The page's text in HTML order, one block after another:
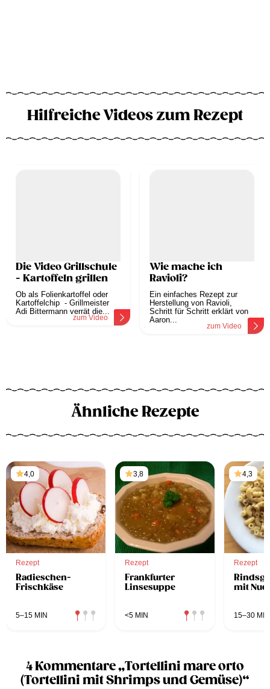
Hilfreiche Videos zum Rezept
Die Video Grillschule
- Kartoffeln grillen
Ob als Folienkartoffel oder
Kartoffelchip - Grillmeister
Adi Bittermann verrät die...
zum Video
Wie mache ich
Ravioli?
Ein einfaches Rezept zur
Herstellung von Ravioli,
Schritt für Schritt erklärt von
Aaron...
zum Video
Ähnliche Rezepte
4,0
Rezept
Radieschen-
Frischkäse
5–15 MIN
3,8
Rezept
Frankfurter
Linsesuppe
<5 MIN
4,3
Rezept
mit
15–30 MIN
4 Kommentare „Tortellini mare orto
(Tortellini mit Shrimps und Gemüse)“